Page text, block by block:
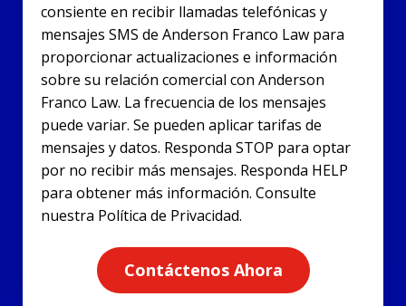
consiente en recibir llamadas telefónicas y
mensajes SMS de Anderson Franco Law para
proporcionar actualizaciones e información
sobre su relación comercial con Anderson
Franco Law. La frecuencia de los mensajes
puede variar. Se pueden aplicar tarifas de
mensajes y datos. Responda STOP para optar
por no recibir más mensajes. Responda HELP
para obtener más información. Consulte
nuestra Política de Privacidad.
Contáctenos Ahora